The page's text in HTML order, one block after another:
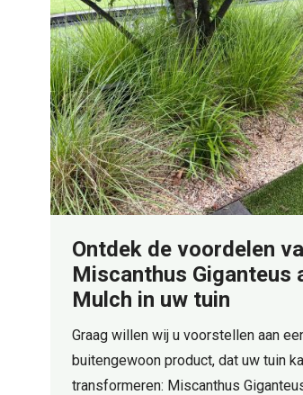
Ontdek de voordelen
Miscanthus Giganteus
Mulch in uw tuin
Graag willen wij u voorstellen aan
buitengewoon product, dat uw tuin
transformeren: Miscanthus